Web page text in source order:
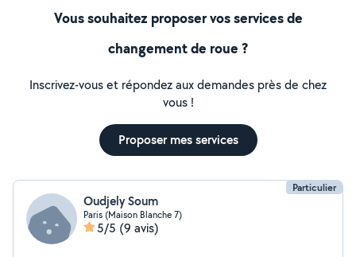
Vous souhaitez proposer vos services de
changement de roue ?
Inscrivez-vous et répondez aux demandes près de chez
vous !
Proposer mes services
Particulier
Oudjely Soum
Paris (Maison Blanche 7)
5/5 (9 avis)